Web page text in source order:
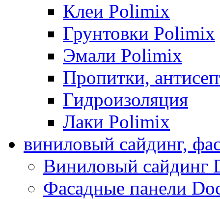
Клеи Polimix
Грунтовки Polimix
Эмали Polimix
Пропитки,
Гидроизоляция
Лаки Polimix
виниловый сайдинг,
Виниловый сайдинг
Фасадные панели